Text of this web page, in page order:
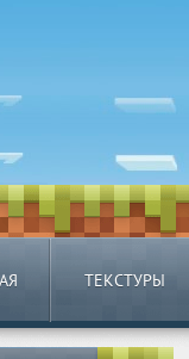
ТЕКСТУРЫ